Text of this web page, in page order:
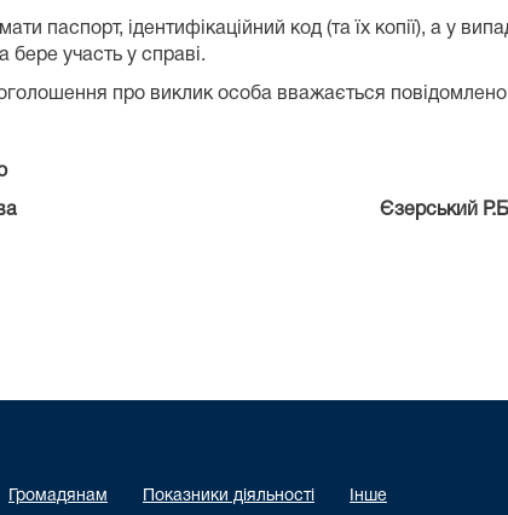
паспорт, ідентифікаційний код (та їх копії), а у
бере участь у справі.
про виклик особа вважається повідомленою
м. Львова Єзерський
Громадянам Показники діяльності Інше